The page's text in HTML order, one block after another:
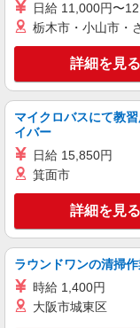
派遣社員
株式会社kotrio /●OK-H-
備
ー
株式会社kotrio /●OK-H-
備
ゆ
日給 11,000円〜
栃木市・小山市・
詳細を見る
マイクロバスにて教
イバー
日給 15,850円
箕面市
詳細を見る
ラウンドワンの清掃
時給 1,400円
大阪市城東区